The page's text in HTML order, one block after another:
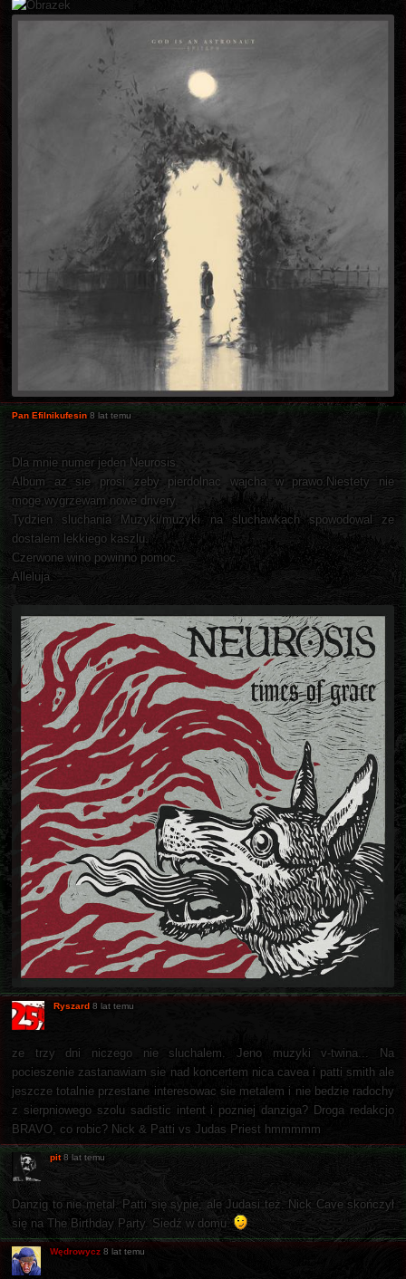
Pan Efilnikufesin 8 lat temu
Dla mnie numer jeden Neurosis.
Album az sie prosi zeby pierdolnac wajcha w prawo.Niestety nie
moge,wygrzewam nowe drivery.
Tydzien sluchania Muzyki/muzyki na sluchawkach spowodowal ze
dostalem lekkiego kaszlu.
Czerwone wino powinno pomoc.
Alleluja.
Ryszard 8 lat temu
ze trzy dni niczego nie sluchalem. Jeno muzyki v-twina... Na
pocieszenie zastanawiam sie nad koncertem nica cavea i patti smith ale
jeszcze totalnie przestane interesowac sie metalem i nie bedzie radochy
z sierpniowego szolu sadistic intent i pozniej danziga? Droga redakcjo
BRAVO, co robic? Nick & Patti vs Judas Priest hmmmmm
pit 8 lat temu
Danzig to nie metal. Patti się sypie, ale Judasi też. Nick Cave skończył
się na The Birthday Party. Siedź w domu.
Wędrowycz 8 lat temu